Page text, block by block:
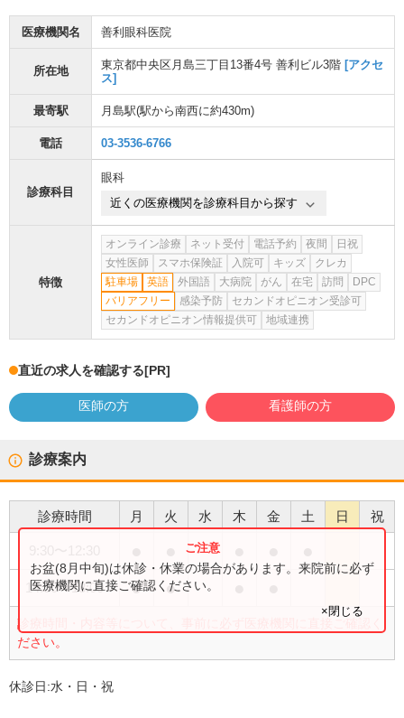
医療機関名 善利眼科医院
所在地 東京都中央区月島三丁目13番4号 善利ビル3階 [アクセ
ス]
最寄駅 月島駅(駅から南西に約430m)
電話 03-3536-6766
診療科目
眼科
近くの医療機関を診療科目から探す
特徴
オンライン診療 ネット受付 電話予約 夜間
日祝
女性医師
スマホ保険証 入院可 キッズ
クレカ
駐車場
英語 外国語 大病院 がん 在宅 訪問
DPC
バリアフリー
感染予防
セカンドオピニオン受診可
セカンドオピニオン情報提供可
地域連携
直近の求人を確認する[PR]
医師の方 看護師の方
診療案内
診療時間 月 火 水 木 金 土 日 祝
14:30〜18:00 ● ●
診療時間・内容等について、事前に必ず医療機関に直接ご確認く
ださい。
お盆(8月中旬)は休診・休業の場合があります。来院前に必ず
医療機関に直接ご確認ください。
×閉じる
休診日:水・日・祝